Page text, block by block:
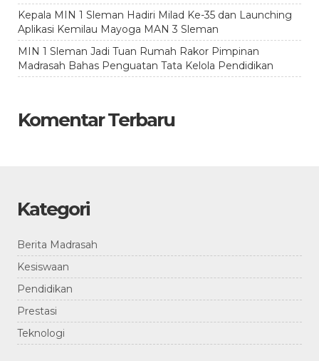
Kepala MIN 1 Sleman Hadiri Milad Ke-35 dan Launching
Aplikasi Kemilau Mayoga MAN 3 Sleman
MIN 1 Sleman Jadi Tuan Rumah Rakor Pimpinan
Madrasah Bahas Penguatan Tata Kelola Pendidikan
Komentar Terbaru
Kategori
Berita Madrasah
Kesiswaan
Pendidikan
Prestasi
Teknologi